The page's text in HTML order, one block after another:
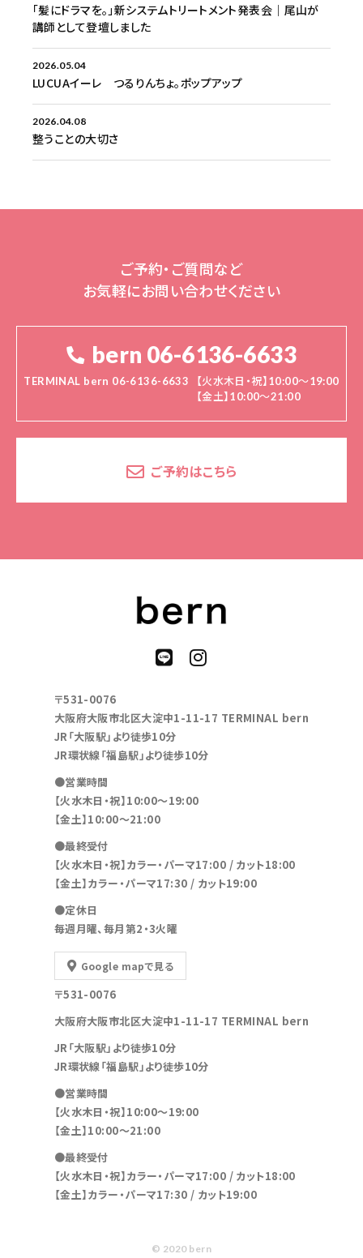
「髪にドラマを。」新システムトリートメント発表会｜尾山が
講師として登壇しました
2026.05.04
LUCUAイーレ つるりんちょ。ポップアップ
2026.04.08
整うことの大切さ
ご予約・ご質問など
お気軽にお問い合わせください
bern 06-6136-6633
TERMINAL bern 06-6136-6633
【火水木日・祝】10:00～19:00
【金土】10:00〜21:00
ご予約はこちら
〒531-0076
大阪府大阪市北区大淀中1-11-17 TERMINAL bern
JR「大阪駅」より徒歩10分
JR環状線「福島駅」より徒歩10分
●営業時間
【火水木日・祝】10:00～19:00
【金土】10:00〜21:00
●最終受付
【火水木日・祝】カラー・パーマ17:00 / カット18:00
【金土】カラー・パーマ17:30 / カット19:00
●定休日
毎週月曜、毎月第2・3火曜
Google mapで見る
〒531-0076
大阪府大阪市北区大淀中1-11-17 TERMINAL bern
JR「大阪駅」より徒歩10分
JR環状線「福島駅」より徒歩10分
●営業時間
【火水木日・祝】10:00～19:00
【金土】10:00〜21:00
●最終受付
【火水木日・祝】カラー・パーマ17:00 / カット18:00
【金土】カラー・パーマ17:30 / カット19:00
© 2020 bern